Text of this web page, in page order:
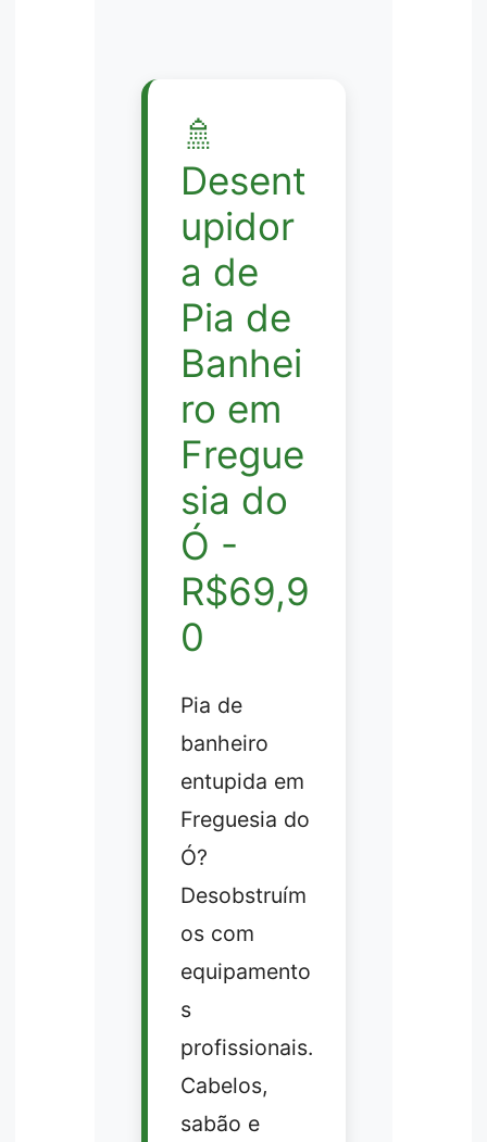
🚿
Desent
upidor
a de
Pia de
Banhei
ro em
Fregue
sia do
Ó -
R$69,9
0
Pia de
banheiro
entupida em
Freguesia do
Ó?
Desobstruím
os com
equipamento
s
profissionais.
Cabelos,
sabão e